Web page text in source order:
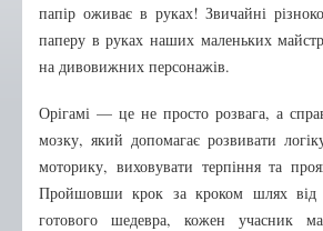
Бібліотека-філія №7
Бібліотека-філія №9
Бібліотека-філія №12
Бібліотека-філія №13
Нові надходження
папір оживає в руках! Звичайні
паперу в руках наших маленьких
на дивовижних персонажів.
Орігамі — це не просто розвага, а
мозку, який допомагає розвивати
моторику, виховувати терпіння та
Пройшовши крок за кроком шлях від
готового шедевра, кожен учасник